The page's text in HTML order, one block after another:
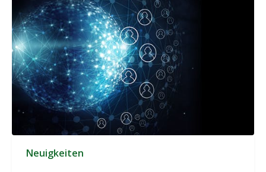
Neuigkeiten